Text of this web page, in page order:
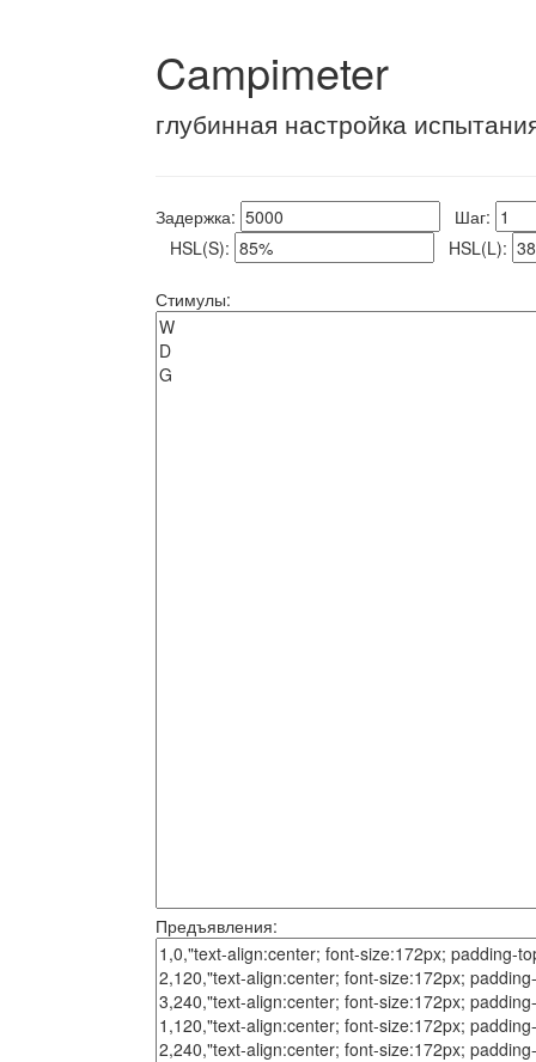
Campimeter
глубинная настройка
Задержка:
Шаг:
HSL(S):
HSL(L):
Стимулы:
Предъявления: